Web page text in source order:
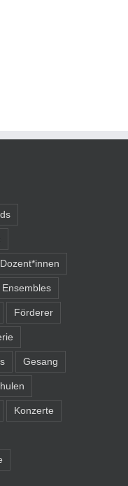
Dozent*innen
Ensembles
Förderer
Gesang
Konzerte